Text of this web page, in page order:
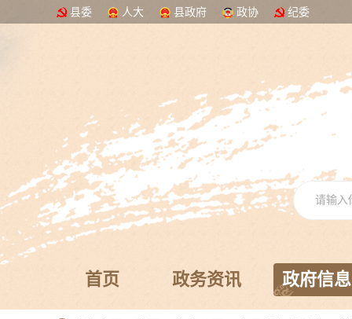
县委 人大 县政府 政协 纪委
首页 政务资讯 政府信